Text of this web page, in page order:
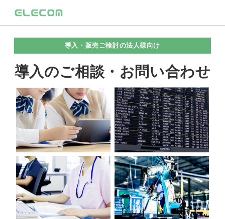
導入・販売ご検討の法人様向け
導入のご相談・お問い合わせ